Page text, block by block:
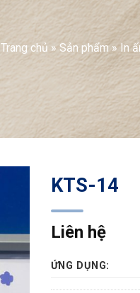
Trang chủ » Sản phẩm»In
KTS-14
Liên hệ
ỨNG DỤNG: